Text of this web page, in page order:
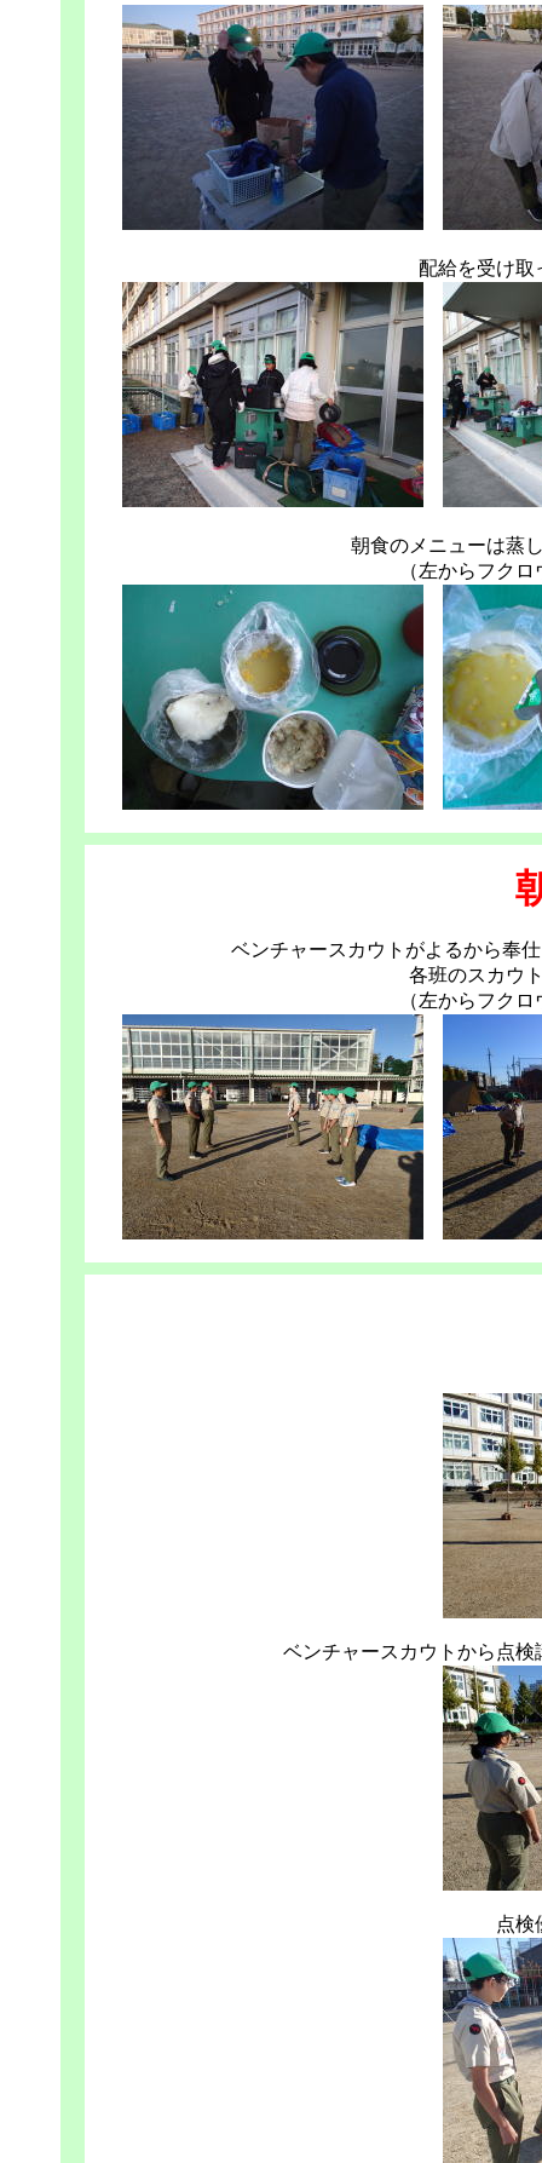
配給を受け取
朝食のメニューは蒸
（左からフク
ベンチャースカウトがよるから奉
各班のスカウ
（左からフク
ベンチャースカウトから点
点検